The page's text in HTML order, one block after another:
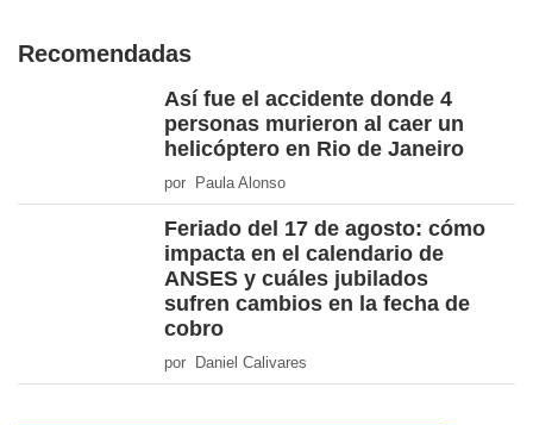
Recomendadas
Así fue el accidente donde 4
personas murieron al caer un
helicóptero en Rio de Janeiro
por Paula Alonso
Feriado del 17 de agosto: cómo
impacta en el calendario de
ANSES y cuáles jubilados
sufren cambios en la fecha de
cobro
por Daniel Calivares